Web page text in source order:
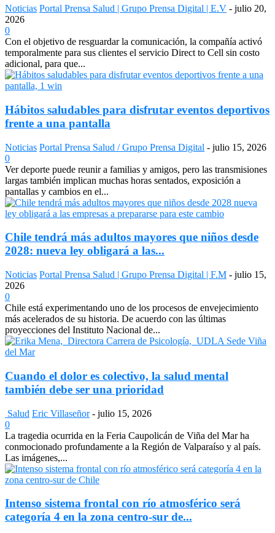
Noticias Portal Prensa Salud | Grupo Prensa Digital | E.V - julio 20,
2026
0
Con el objetivo de resguardar la comunicación, la compañía activó
temporalmente para sus clientes el servicio Direct to Cell sin costo
adicional, para que...
Hábitos saludables para disfrutar eventos deportivos
frente a una pantalla
Noticias Portal Prensa Salud / Grupo Prensa Digital - julio 15, 2026
0
Ver deporte puede reunir a familias y amigos, pero las transmisiones
largas también implican muchas horas sentados, exposición a
pantallas y cambios en el...
Chile tendrá más adultos mayores que niños desde
2028: nueva ley obligará a las...
Noticias Portal Prensa Salud | Grupo Prensa Digital | F.M - julio 15,
2026
0
Chile está experimentando uno de los procesos de envejecimiento
más acelerados de su historia. De acuerdo con las últimas
proyecciones del Instituto Nacional de...
Cuando el dolor es colectivo, la salud mental
también debe ser una prioridad
Salud Eric Villaseñor - julio 15, 2026
0
La tragedia ocurrida en la Feria Caupolicán de Viña del Mar ha
conmocionado profundamente a la Región de Valparaíso y al país.
Las imágenes,...
Intenso sistema frontal con río atmosférico será
categoría 4 en la zona centro-sur de...